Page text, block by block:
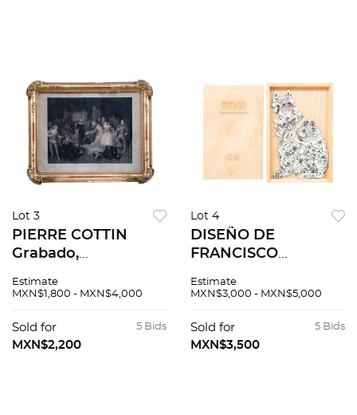
Lot 3
PIERRE COTTIN
Grabado,
Corte de la Reina
58x76 cm
Enmarcado.
Estimate
MXN$1,800 - MXN$4,000
5 Bids
Sold for
MXN$2,200
Lot 4
DISEÑO DE
FRANCISCO
"ROMPECABEZAS
Impresión sobre
madera; con caja
Estimate
MXN$3,000 - MXN$5,000
5 Bids
Sold for
MXN$3,500